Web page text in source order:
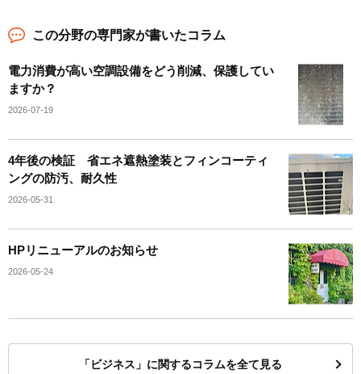
この分野の専門家が書いたコラム
電力消費が高い空調設備をどう削減、保護してい
ますか？
2026-07-19
4年後の検証 省エネ遮熱塗装とフィンコーティ
ングの防汚、耐久性
2026-05-31
HPリニューアルのお知らせ
2026-05-24
「ビジネス」に関するコラムを全て見る